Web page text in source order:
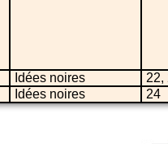
Idées noires
22,
Idées noires 24